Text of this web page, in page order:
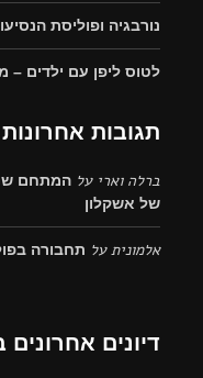
נורבגיה ופוליסת
לטוס ליפן עם ילדים –
תגובות
ברלה וארי על המתחם
של אשקלון
אלמוניתעל תחבורה
דיונים אחרונים